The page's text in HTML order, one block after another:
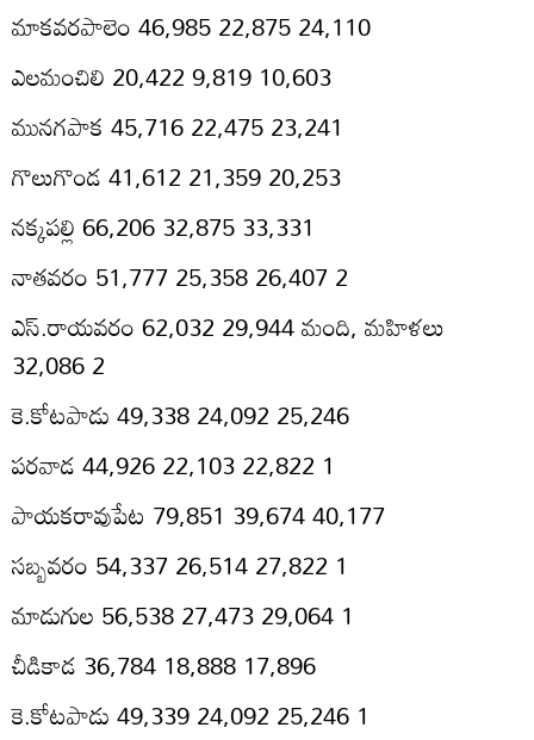
మాకవరపాలెం 46,985 22,875 24,110
ఎలమంచిలి 20,422 9,819 10,603
మునగపాక 45,716 22,475 23,241
గొలుగొండ 41,612 21,359 20,253
నక్కపల్లి 66,206 32,875 33,331
నాతవరం 51,777 25,358 26,407 2
ఎస్‌.రాయవరం 62,032 29,944 మంది, మహిళలు
32,086 2
కె.కోటపాడు 49,338 24,092 25,246
పరవాడ 44,926 22,103 22,822 1
పాయకరావుపేట 79,851 39,674 40,177
సబ్బవరం 54,337 26,514 27,822 1
మాడుగుల 56,538 27,473 29,064 1
చీడికాడ 36,784 18,888 17,896
కె.కోటపాడు 49,339 24,092 25,246 1